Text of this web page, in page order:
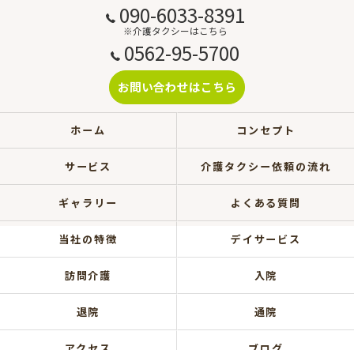
090-6033-8391
※介護タクシーはこちら
0562-95-5700
お問い合わせはこちら
ホーム コンセプト
サービス 介護タクシー依頼の流れ
ギャラリー よくある質問
当社の特徴 デイサービス
訪問介護 入院
退院 通院